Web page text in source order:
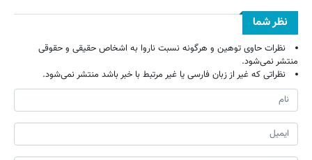
نظر شما
نظرات حاوی توهین و هرگونه نسبت ناروا به اشخاص حقیقی و حقوقی
منتشر نمی‌شود.
نظراتی که غیر از زبان فارسی یا غیر مرتبط با خبر باشد منتشر نمی‌شود.